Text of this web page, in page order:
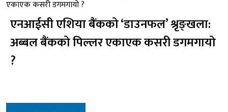
एनआईसी एशिया बैंकको ‘डाउनफल’ श्रृङ्खला:
अब्बल बैंकको पिल्लर एकाएक कसरी डगमगायो
?